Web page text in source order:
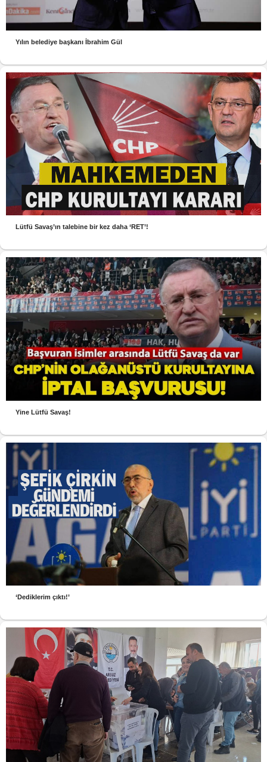
Yılın belediye başkanı İbrahim Gül
Lütfü Savaş’ın talebine bir kez daha ‘RET’!
Yine Lütfü Savaş!
‘Dediklerim çıktı!’